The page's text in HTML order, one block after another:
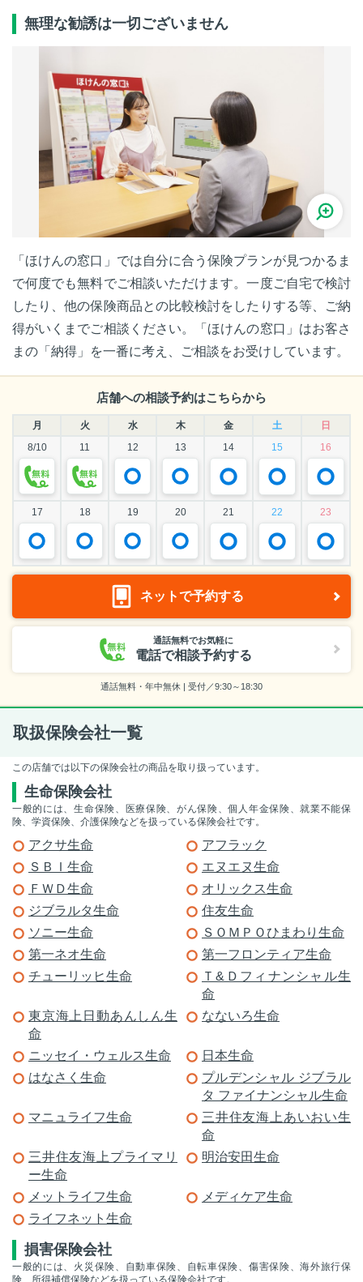
無理な勧誘は一切ございません
「ほけんの窓口」では自分に合う保険プランが見つかるま
で何度でも無料でご相談いただけます。一度ご自宅で検討
したり、他の保険商品との比較検討をしたりする等、ご納
得がいくまでご相談ください。「ほけんの窓口」はお客さ
まの「納得」を一番に考え、ご相談をお受けしています。
店舗への相談予約はこちらから
月 火 水 木 金 土
日
8/10
11 12 13 14 15 16
17 18 19 20 21 22 23
ネットで予約する
通話無料でお気軽に
電話で相談予約する
通話無料・年中無休 | 受付／9:30～18:30
取扱保険会社一覧
この店舗では以下の保険会社の商品を取り扱っています。
生命保険会社
一般的には、生命保険、医療保険、がん保険、個人年金保険、就業不能保
険、学資保険、介護保険などを扱っている保険会社です。
アクサ生命
アフラック
ＳＢＩ生命
エヌエヌ生命
ＦＷＤ生命
オリックス生命
ジブラルタ生命
住友生命
ソニー生命
ＳＯＭＰＯひまわり生命
第一ネオ生命
第一フロンティア生命
チューリッヒ生命
Ｔ&Ｄフィナンシャル生
命
東京海上日動あんしん生
命
なないろ生命
ニッセイ・ウェルス生命
日本生命
はなさく生命
プルデンシャル ジブラル
タ ファイナンシャル生命
マニュライフ生命
三井住友海上あいおい生
命
三井住友海上プライマリ
ー生命
明治安田生命
メットライフ生命
メディケア生命
ライフネット生命
損害保険会社
一般的には、火災保険、自動車保険、自転車保険、傷害保険、海外旅行保
険、所得補償保険などを扱っている保険会社です。